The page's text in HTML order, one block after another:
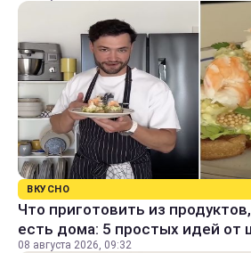
ВКУСНО
Что приготовить из
есть дома: 5 простых идей от
08 августа 2026, 09:32